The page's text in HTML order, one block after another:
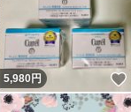
いね！
5,980円